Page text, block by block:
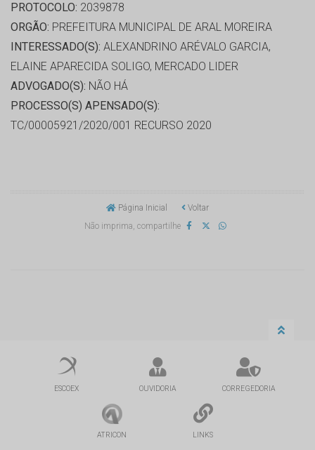
PROTOCOLO: 2039878
ORGÃO: PREFEITURA MUNICIPAL DE ARAL MOREIRA
INTERESSADO(S): ALEXANDRINO ARÉVALO GARCIA,
ELAINE APARECIDA SOLIGO, MERCADO LIDER
ADVOGADO(S): NÃO HÁ
PROCESSO(S) APENSADO(S):
TC/00005921/2020/001 RECURSO 2020
Página Inicial
Voltar
Não imprima, compartilhe
ESCOEX OUVIDORIA CORREGEDORIA
ATRICON LINKS